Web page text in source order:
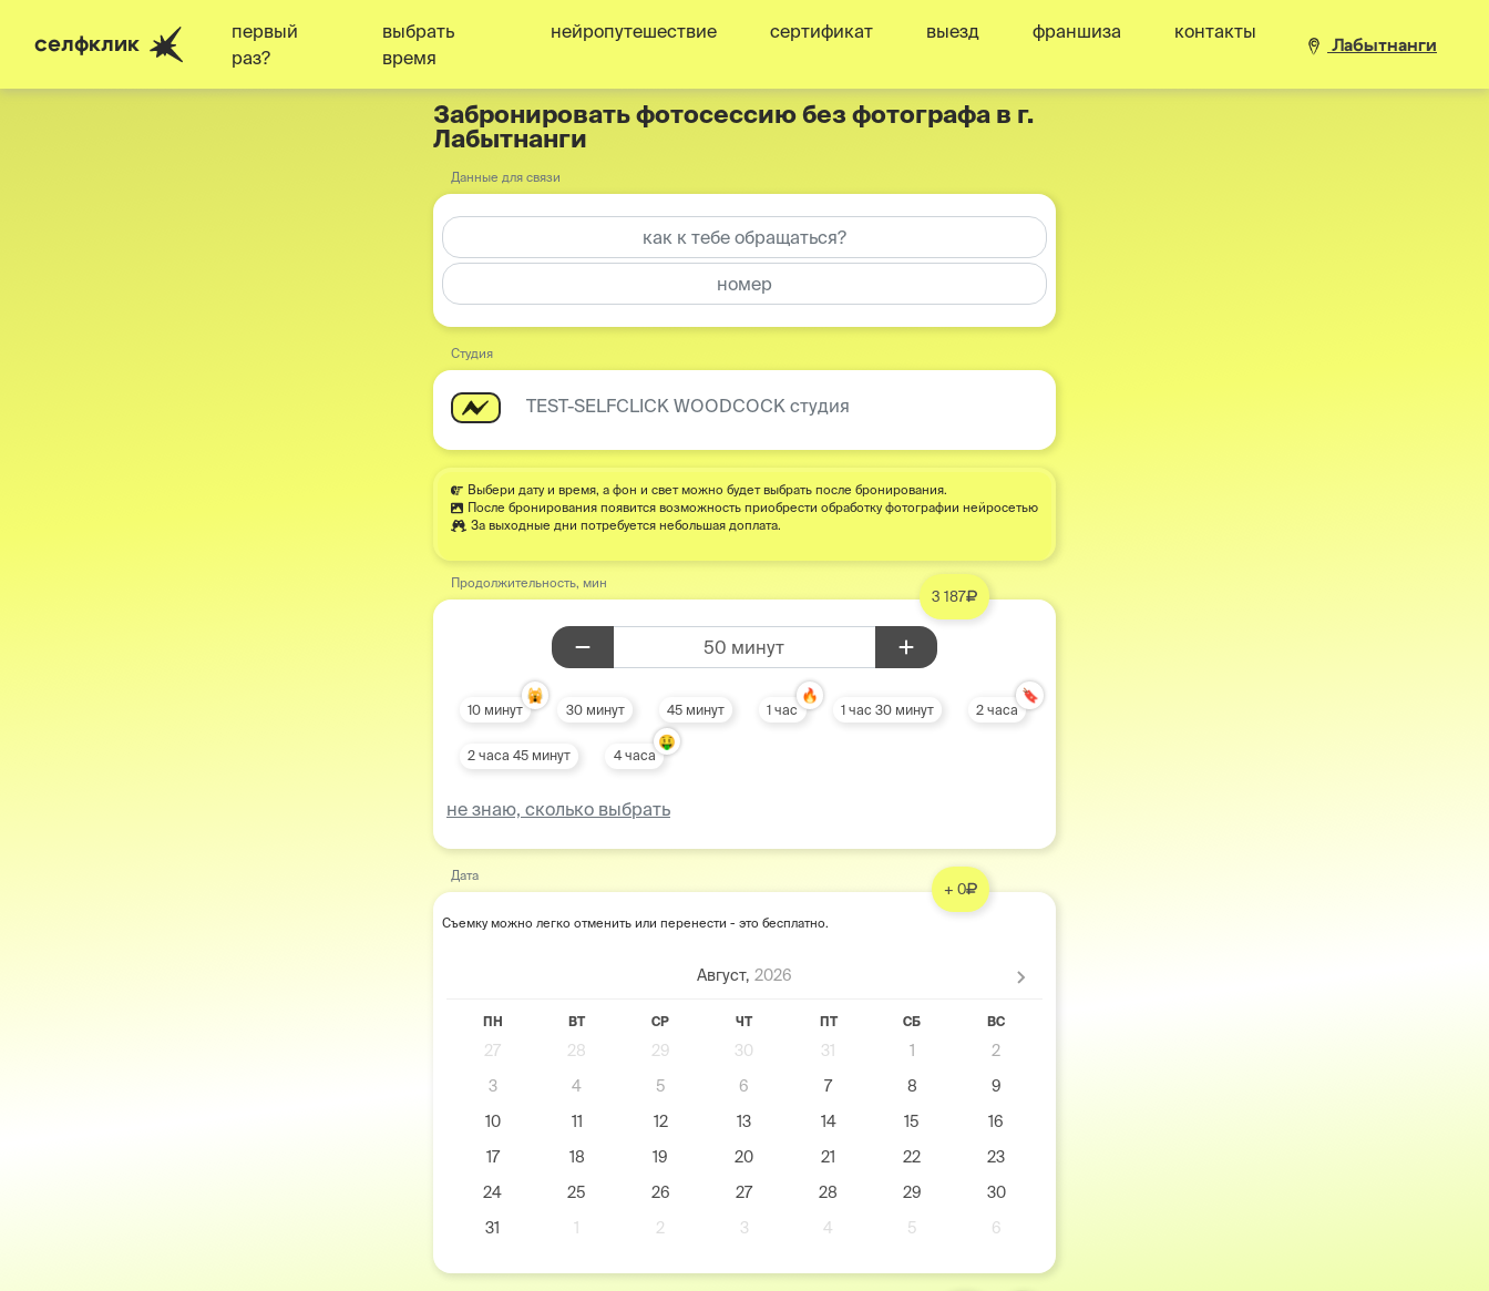
селфклик
первый
раз?
выбрать
время
нейропутешествие сертификат выезд франшиза контакты
Лабытнанги
Забронировать фотосессию без фотографа в г.
Лабытнанги
Данные для связи
Студия
TEST-SELFCLICK WOODCOCK студия
Выбери дату и время, а фон и свет можно будет выбрать после бронирования.
После бронирования появится возможность приобрести обработку фотографии нейросетью
За выходные дни потребуется небольшая доплата.
3 187
Продолжительность, мин
50 минут
10 минут
🙀
30 минут 45 минут 1 час
🔥
1 час 30 минут 2 часа
🔖
2 часа 45 минут 4 часа
🤑
не знаю, сколько выбрать
+ 0
Дата
Съемку можно легко отменить или перенести - это бесплатно.
Август, 2026
ПН ВТ СР ЧТ ПТ СБ ВС
27 28 29 30 31 1
2
3
4 5 6 7 8
9
10
11 12 13 14 15
16
17
18 19 20 21 22
23
24
25 26 27 28 29
30
31
1 2 3 4 5 6